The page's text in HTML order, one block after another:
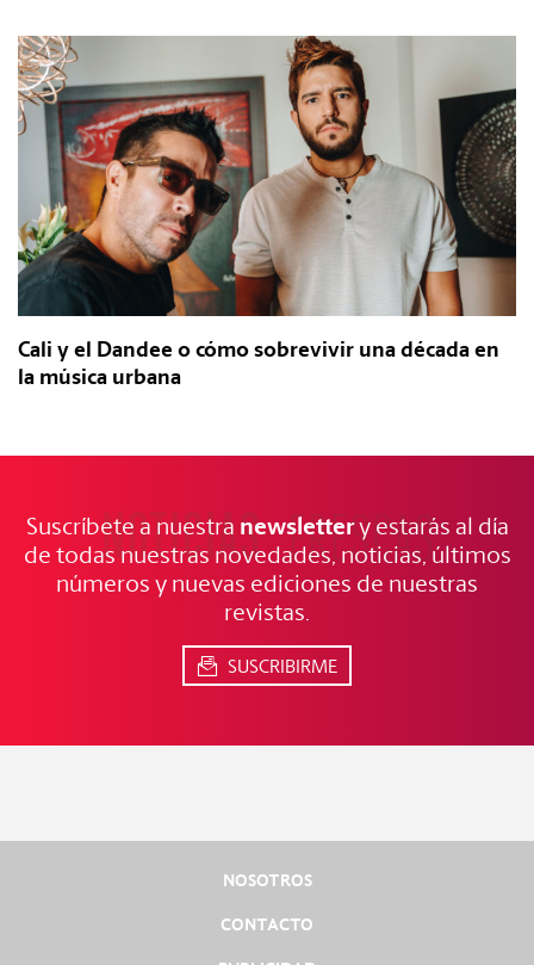
Cali y el Dandee o cómo sobrevivir una década en
la música urbana
NOTICIAS FRESCAS
Suscríbete a nuestra newslettery estarás al día
de todas nuestras novedades, noticias, últimos
números y nuevas ediciones de nuestras
revistas.
SUSCRIBIRME
NOSOTROS
CONTACTO